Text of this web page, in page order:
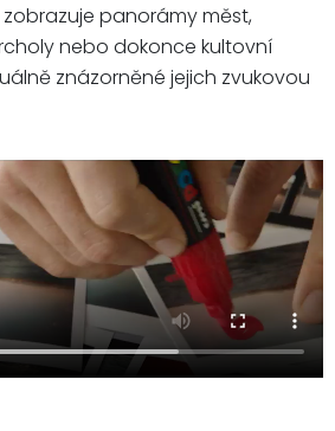
zobrazuje panorámy měst,
nebo dokonce kultovní
znázorněné jejich zvukovou